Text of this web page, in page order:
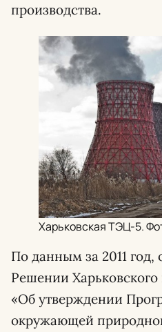
производства.
Харьковская ТЭЦ-5.
По данным за 2011
Решении Харьковского
«Об утверждении
окружающей